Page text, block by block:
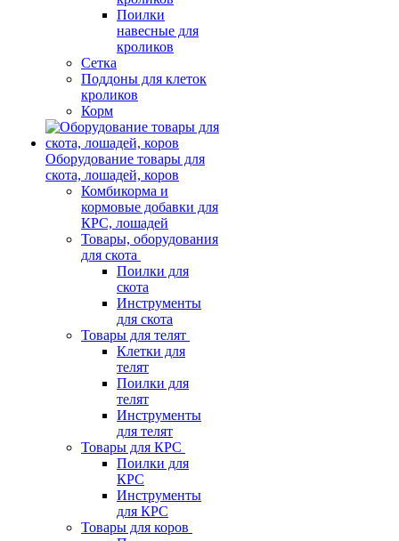
Поилки
навесные для
кроликов
Сетка
Поддоны для клеток
кроликов
Корм
Оборудование товары для
скота, лошадей, коров
Комбикорма и
кормовые добавки для
КРС, лошадей
Товары, оборудования
для скота
Поилки для
скота
Инструменты
для скота
Товары для телят
Клетки для
телят
Поилки для
телят
Инструменты
для телят
Товары для КРС
Поилки для
КРС
Инструменты
для КРС
Товары для коров